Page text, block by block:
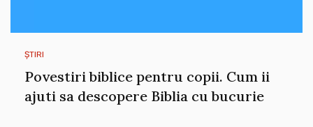
ȘTIRI
Povestiri biblice pentru copii. Cum ii
ajuti sa descopere Biblia cu bucurie